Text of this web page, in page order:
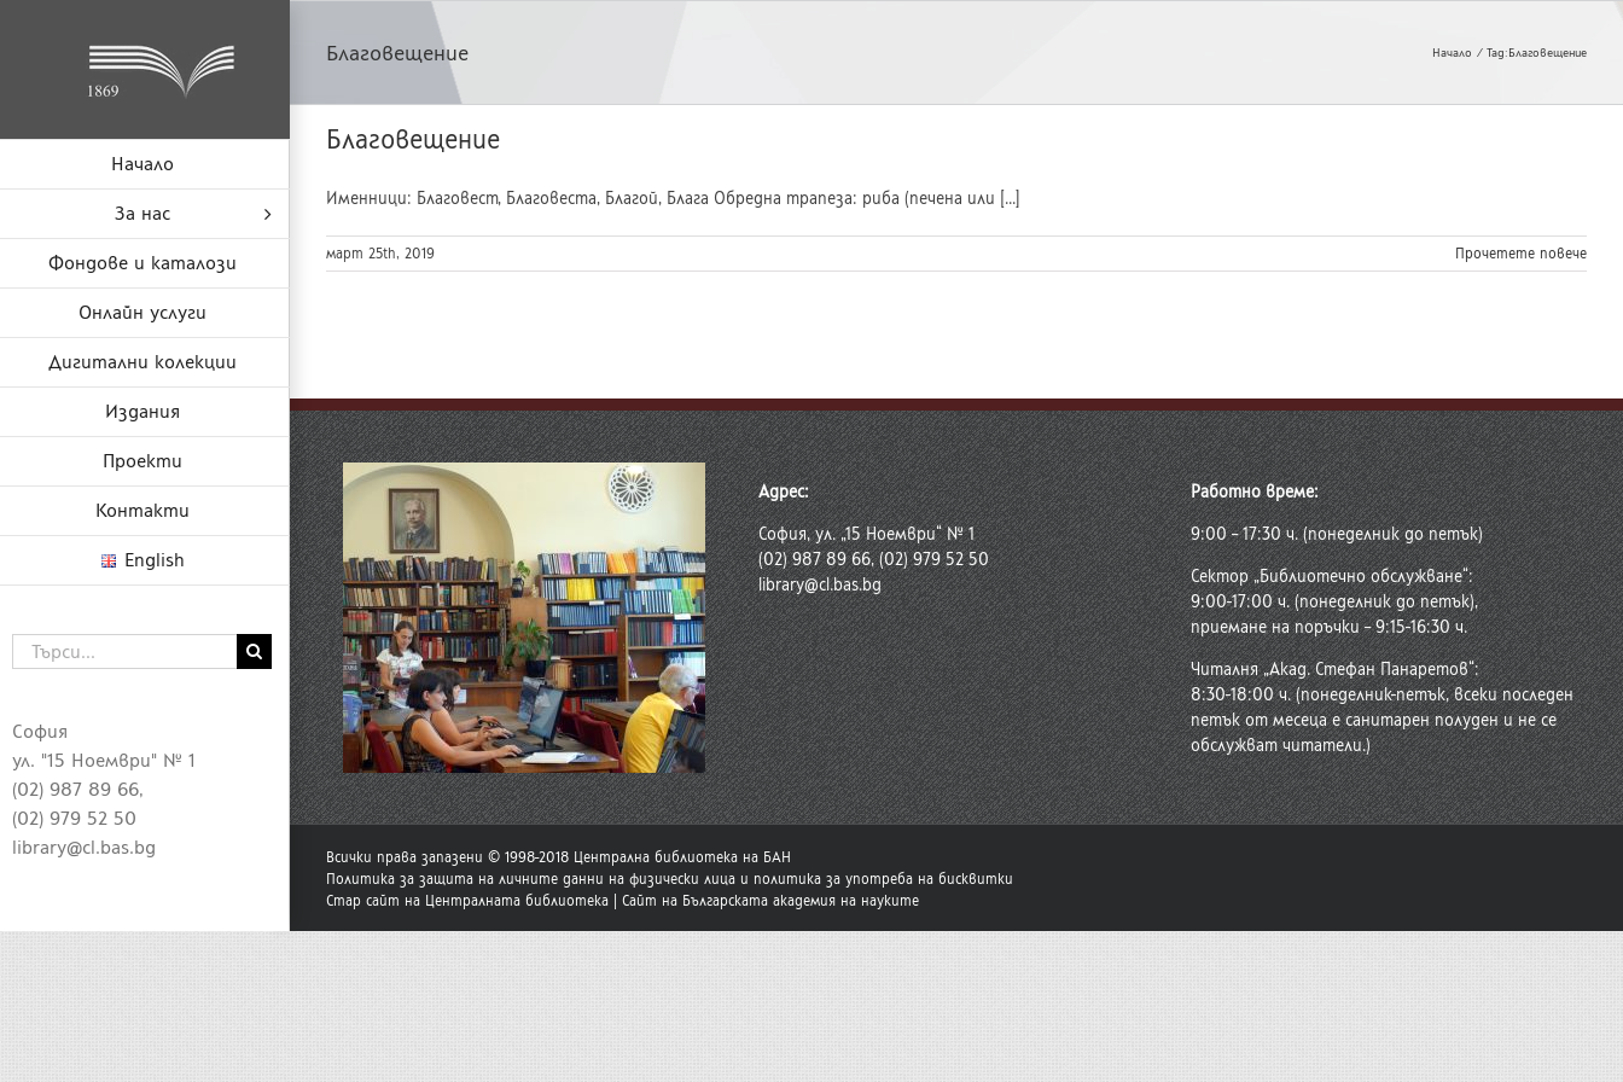
Начало
За нас
Фондове и каталози
Онлайн услуги
Дигитални колекции
Издания
Проекти
Контакти
English
София
ул. "15 Ноември" № 1
(02) 987 89 66,
(02) 979 52 50
library@cl.bas.bg
Търсене
...
Благовещение Начало Tag:Благовещение
Благовещение
Именници: Благовест, Благовеста, Благой, Блага Обредна трапеза: риба (печена или [...]
март 25th, 2019 Прочетете повече
Адрес:
София, ул. „15 Ноември“ № 1
(02) 987 89 66, (02) 979 52 50
library@cl.bas.bg
Работно време:
9:00 – 17:30 ч. (понеделник до петък)
Сектор „Библиотечно обслужване“:
9:00-17:00 ч. (понеделник до петък),
приемане на поръчки – 9:15-16:30 ч.
Читалня „Акад. Стефан Панаретов“:
8:30-18:00 ч. (понеделник-петък, всеки последен
петък от месеца е санитарен полуден и не се
обслужват читатели.)
Всички права запазени © 1998-2018 Централна библиотека на БАН
Политика за защита на личните данни на физически лица и политика за употреба на бисквитки
Стар сайт на Централната библиотека
Сайт на Българската академия на науките